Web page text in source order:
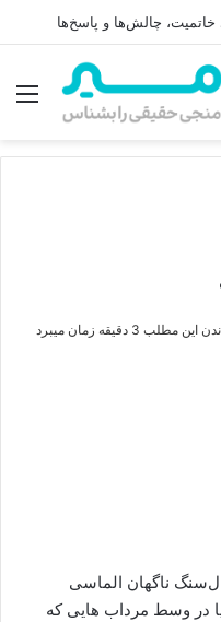
(عج)
مطلب 3 دقیقه زمان میبرد
ناگهان الماسی
در وسط مرداب هایی که